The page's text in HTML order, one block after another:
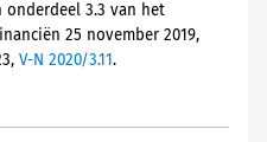
3.3 van het
25 november 2019,
V-N 2020/3.11.